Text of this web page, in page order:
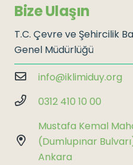
Bize Ulaşın
T.C. Çevre ve Şehircilik
Genel Müdürlüğü
info@iklimiduy.org
0312 410 10 00
Mustafa Kemal
(Dumlupınar
Ankara